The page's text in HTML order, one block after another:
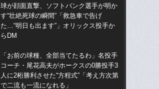
球が顔面直撃、ソフトバンク選手が明か
す“壮絶死球の瞬間”「救急車で告げ
た…“明日も出ます”」オリックス投手か
らDM
「お前の球種、全部当てたるわ」名投手
コーチ・尾花高夫がホークスの0勝投手3
人に2桁勝利させた“方程式”「考え方次第
で二流も一流になれる」